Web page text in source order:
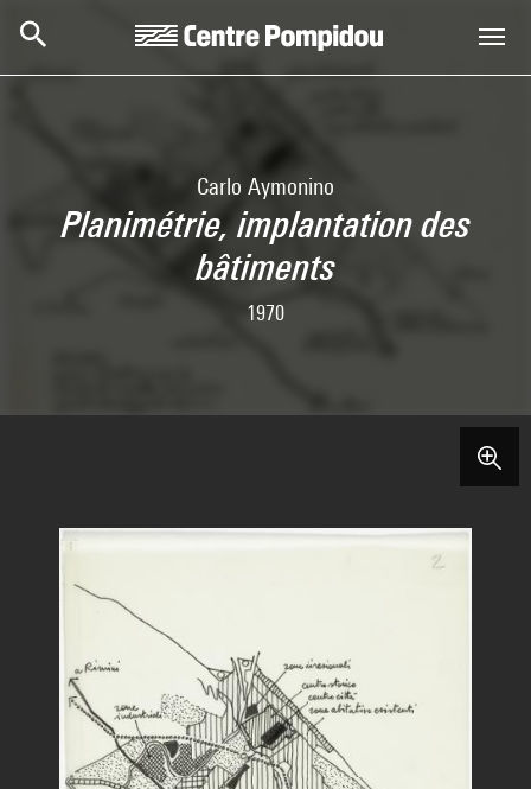
Carlo Aymonino
Planimétrie, implantation des
bâtiments
1970